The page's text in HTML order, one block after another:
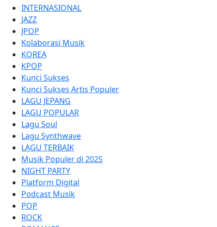
INTERNASIONAL
JAZZ
JPOP
Kolaborasi Musik
KOREA
KPOP
Kunci Sukses
Kunci Sukses Artis Populer
LAGU JEPANG
LAGU POPULAR
Lagu Soul
Lagu Synthwave
LAGU TERBAIK
Musik Populer di 2025
NIGHT PARTY
Platform Digital
Podcast Musik
POP
ROCK